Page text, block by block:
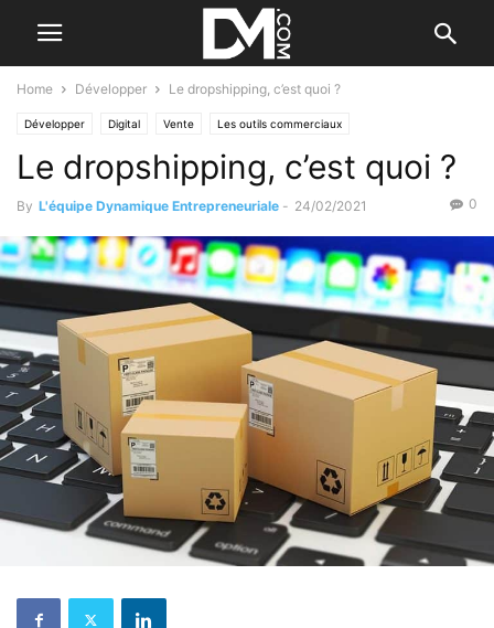
Home Développer Le dropshipping, c’est quoi ?
Développer Digital Vente Les outils commerciaux
Le dropshipping, c’est quoi ?
By L'équipe Dynamique Entrepreneuriale - 24/02/2021 0